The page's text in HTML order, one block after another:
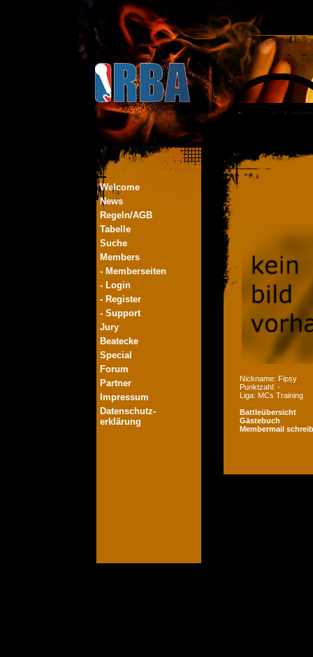
Welcome
News
Regeln/AGB
Tabelle
Suche
Members
- Memberseiten
- Login
- Register
- Support
Jury
Beatecke
Special
Forum
Partner
Impressum
Datenschutz-
erklärung
Nickname: Fipsy
Punktzahl: -
Liga: MCs Training
Battleübersicht
Gästebuch
Membermail